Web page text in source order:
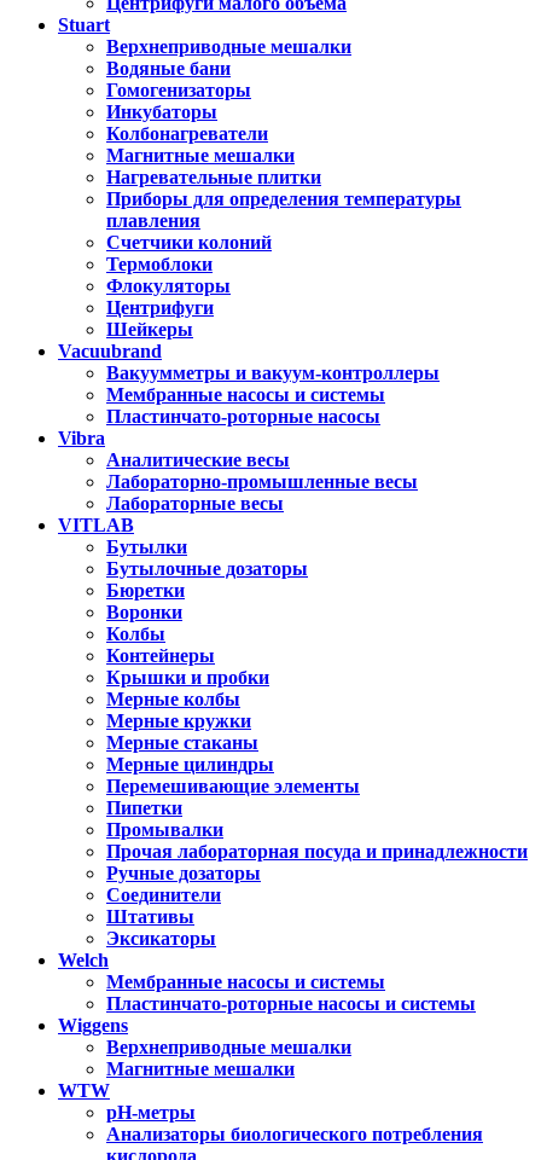
Stuart
Верхнеприводные мешалки
Водяные бани
Гомогенизаторы
Инкубаторы
Колбонагреватели
Магнитные мешалки
Нагревательные плитки
Приборы для определения температуры
плавления
Счетчики колоний
Термоблоки
Флокуляторы
Центрифуги
Шейкеры
Vacuubrand
Вакуумметры и вакуум-контроллеры
Мембранные насосы и системы
Пластинчато-роторные насосы
Vibra
Аналитические весы
Лабораторно-промышленные весы
Лабораторные весы
VITLAB
Бутылки
Бутылочные дозаторы
Бюретки
Воронки
Колбы
Контейнеры
Крышки и пробки
Мерные колбы
Мерные кружки
Мерные стаканы
Мерные цилиндры
Перемешивающие элементы
Пипетки
Промывалки
Прочая лабораторная посуда и принадлежности
Ручные дозаторы
Соединители
Штативы
Эксикаторы
Welch
Мембранные насосы и системы
Пластинчато-роторные насосы и системы
Wiggens
Верхнеприводные мешалки
Магнитные мешалки
WTW
pH-метры
Анализаторы биологического потребления
кислорода